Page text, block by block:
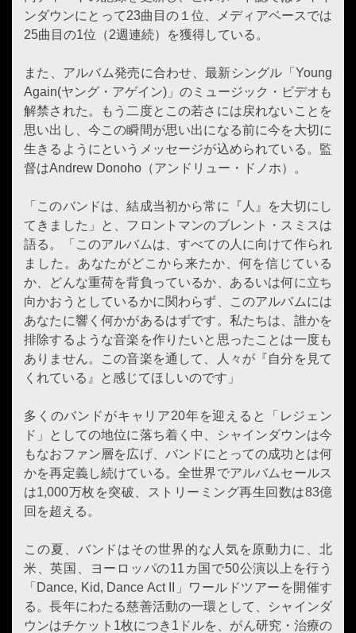
ンダウンにとって23曲目の１位、メディアベースでは
25曲目の1位（2週連続）を獲得している。
また、アルバム発売に合わせ、最新シングル「Young
Again(ヤング・アゲイン)」のミュージック・ビデオも
解禁された。もう二度とこの若さには戻れないことを
思い出し、今この瞬間が思い出になる前に今を大切に
生きるようにというメッセージが込められている。監
督はAndrew Donoho（アンドリュー・ドノホ）。
「このバンドは、結成当初から常に『人』を大切にし
てきました」と、フロントマンのブレント・スミスは
語る。「このアルバムは、すべての人に向けて作られ
ました。あなたがどこから来たか、何を信じている
か、どんな重荷を背負っているか、あるいは何に立ち
向かおうとしているかに関わらず、このアルバムには
あなたに響く何かがあるはずです。私たちは、誰かを
排除するような音楽を作りたいと思ったことは一度も
ありません。この音楽を通して、人々が『自分を見て
くれている』と感じてほしいのです」
多くのバンドがキャリア20年を迎えると「レジェン
ド」としての地位に落ち着く中、シャインダウンは今
もなおファン層を広げ、バンドにとっての成功とは何
かを再定義し続けている。全世界でアルバムセールス
は1,000万枚を突破、ストリーミング再生回数は83億
回を超える。
この夏、バンドはその世界的な人気を原動力に、北
米、英国、ヨーロッパの11カ国で50公演以上を行う
「Dance, Kid, Dance Act II」ワールドツアーを開催す
る。長年にわたる慈善活動の一環として、シャインダ
ウンはチケット1枚につき1ドルを、がん研究・治療の